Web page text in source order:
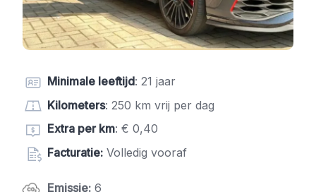
Minimale leeftijd: 21 jaar
Kilometers: 250 km vrij per dag
Extra per km: € 0,40
Facturatie: Volledig vooraf
Emissie: 6